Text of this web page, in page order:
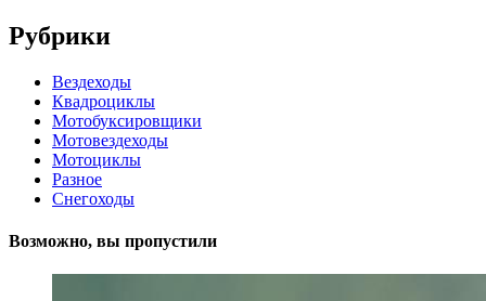
Рубрики
Вездеходы
Квадроциклы
Мотобуксировщики
Мотовездеходы
Мотоциклы
Разное
Снегоходы
Возможно, вы пропустили